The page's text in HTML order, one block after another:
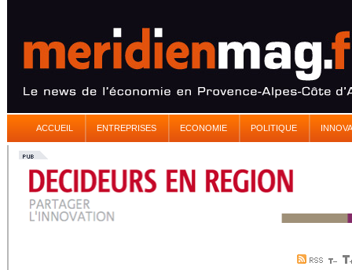
ACCUEIL ENTREPRISES ECONOMIE POLITIQUE